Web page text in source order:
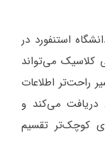
استنفورد در
کلاسیک می‌تواند
راحت‌تر اطلاعات
دریافت می‌کند و
کوچک‌تر تقسیم